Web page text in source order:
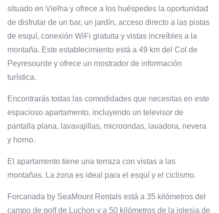
situado en Vielha y ofrece a los huéspedes la oportunidad
de disfrutar de un bar, un jardín, acceso directo a las pistas
de esquí, conexión WiFi gratuita y vistas increíbles a la
montaña. Este establecimiento está a 49 km del Col de
Peyresourde y ofrece un mostrador de información
turística.
Encontrarás todas las comodidades que necesitas en este
espacioso apartamento, incluyendo un televisor de
pantalla plana, lavavajillas, microondas, lavadora, nevera
y horno.
El apartamento tiene una terraza con vistas a las
montañas. La zona es ideal para el esquí y el ciclismo.
Forcanada by SeaMount Rentals está a 35 kilómetros del
campo de golf de Luchon y a 50 kilómetros de la iglesia de